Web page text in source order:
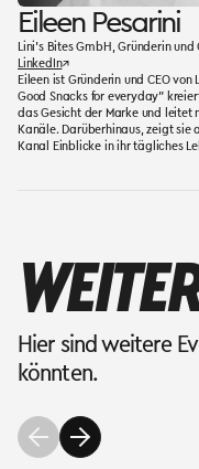
Eileen Pesarini
Lini's Bites GmbH, Gründerin und
LinkedIn↗
Eileen ist Gründerin und CEO
Good Snacks for everyday"
das Gesicht der Marke und
Kanäle. Darüberhinaus, zeigt
Kanal Einblicke in ihr tägliches
Hier sind weitere
könnten.